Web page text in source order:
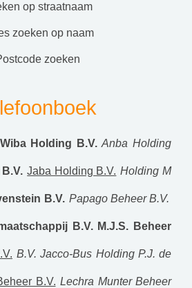
op straatnaam
zoeken op naam
postcode zoeken
Wiba Holding B.V. Anba Holding
Jaba Holding B.V. Holding M
B.V. Papago Beheer B.V.
B.V. M.J.S. Beheer
B.V. Jacco-Bus Holding P.J. de
B.V. Lechra Munter Beheer